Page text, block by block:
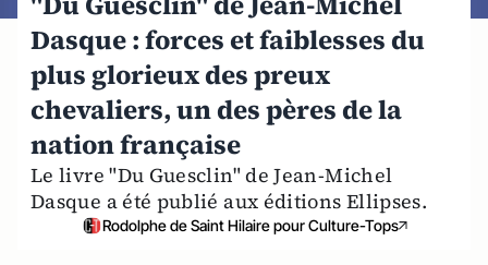
Dasque : forces et faiblesses du
plus glorieux des preux
chevaliers, un des pères de la
nation française
Le livre "Du Guesclin" de Jean-Michel
Dasque a été publié aux éditions Ellipses.
Rodolphe de Saint Hilaire pour Culture-Tops